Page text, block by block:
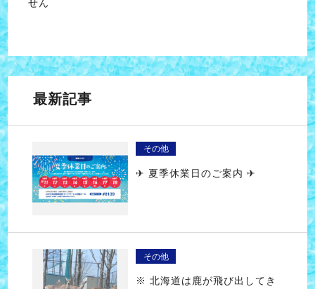
せん
最新記事
その他
✈ 夏季休業日のご案内 ✈
その他
※ 北海道は鹿が飛び出してき